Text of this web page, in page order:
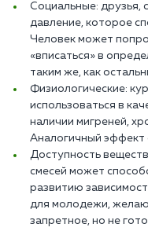
Социальные: друзья,
давление, которое
Человек может
«вписаться» в
таким же, как
Физиологические:
использоваться в
наличии мигреней,
Аналогичный эффект
Доступность
смесей может
развитию
для молодежи,
запретное, но не